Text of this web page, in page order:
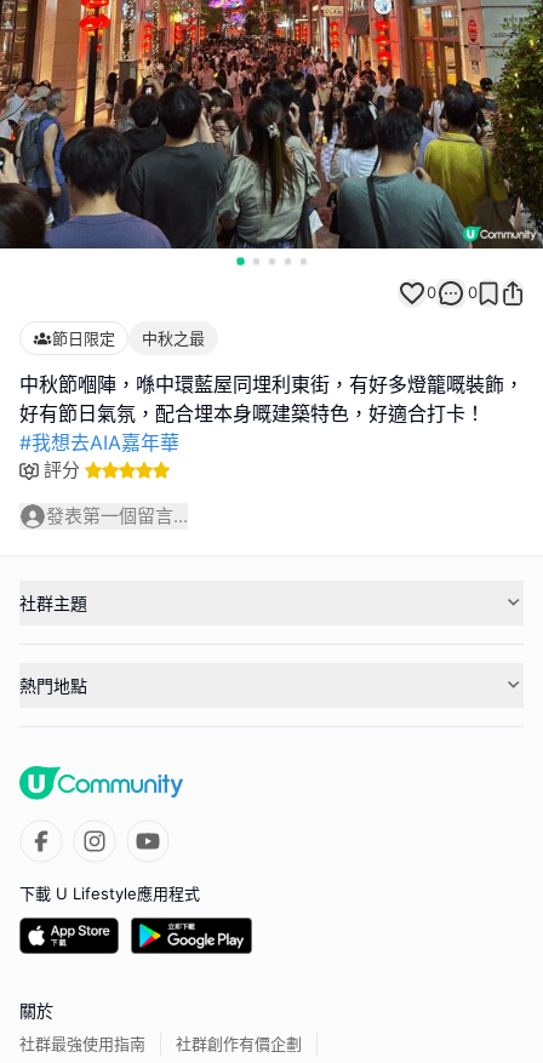
0 0
節日限定 中秋之最
中秋節嗰陣，喺中環藍屋同埋利東街，有好多燈籠嘅裝飾，
#我想去AIA嘉年華
評分
發表第一個留言...
社群主題
熱門地點
下載 U Lifestyle應用程式
關於
社群最強使用指南 社群創作有價企劃